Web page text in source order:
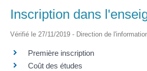
Inscription dans
Vérifié le 27/11/2019 - Direction de
Première inscription
Coût des études